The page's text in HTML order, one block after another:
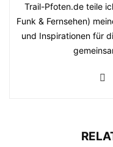
Trail-Pfoten.de teile
Funk & Fernsehen)
und Inspirationen für